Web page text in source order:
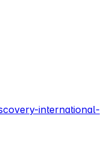
international-